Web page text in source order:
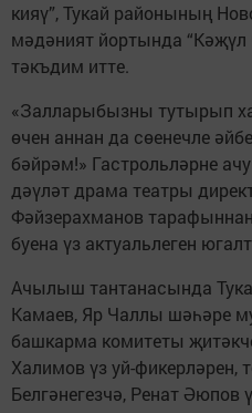
кияү”, Тукай районының
мәдәният йортында “Кәҗүл
тәкъдим итте.
«Залларыбызны тутырып
өчен аннан да сөенечле
бәйрәм!» Гастрольләрне
дәүләт драма театры
Фәйзерахманов
буена үз актуальлеген
Ачылыш тантанасында
Камаев, Яр Чаллы шәһәре
башкарма комитеты
Халимов үз уй-фикерләрен,
Белгәнегезчә, Ренат